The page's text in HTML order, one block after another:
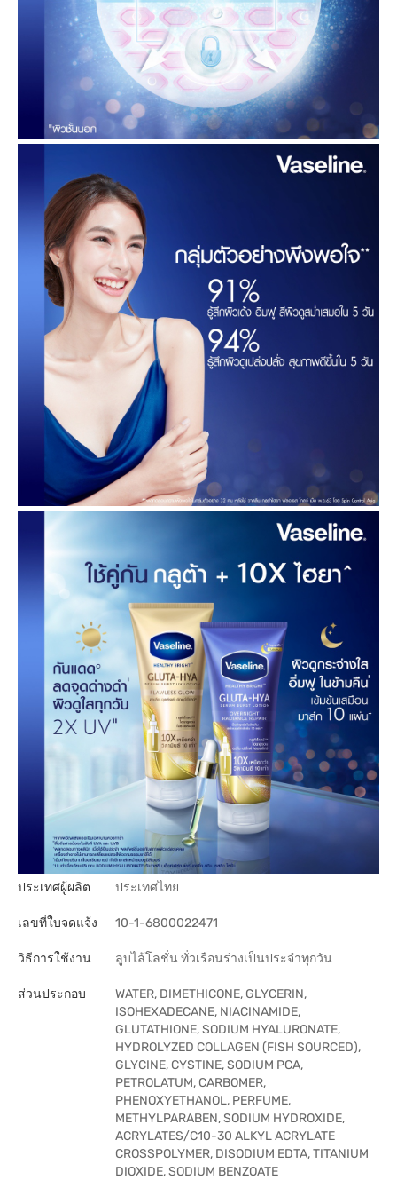
ประเทศผู้ผลิต ประเทศไทย
เลขที่ใบจดแจ้ง 10-1-6800022471
วิธีการใช้งาน ลูบไล้โลชั่น ทั่วเรือนร่างเป็นประจำทุกวัน
ส่วนประกอบ
WATER, DIMETHICONE, GLYCERIN,
ISOHEXADECANE, NIACINAMIDE,
GLUTATHIONE, SODIUM HYALURONATE,
HYDROLYZED COLLAGEN (FISH SOURCED),
GLYCINE, CYSTINE, SODIUM PCA,
PETROLATUM, CARBOMER,
PHENOXYETHANOL, PERFUME,
METHYLPARABEN, SODIUM HYDROXIDE,
ACRYLATES/C10-30 ALKYL ACRYLATE
CROSSPOLYMER, DISODIUM EDTA, TITANIUM
DIOXIDE, SODIUM BENZOATE